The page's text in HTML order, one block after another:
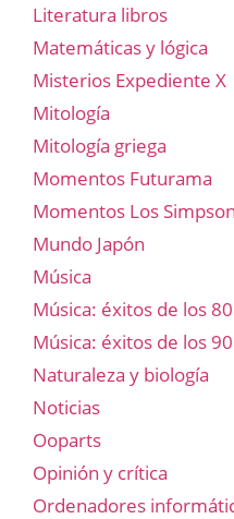
Literatura libros
Matemáticas y lógica
Misterios Expediente X
Mitología
Mitología griega
Momentos Futurama
Momentos Los
Mundo Japón
Música
Música: éxitos de los 80
Música: éxitos de los 90
Naturaleza y biología
Noticias
Ooparts
Opinión y crítica
Ordenadores